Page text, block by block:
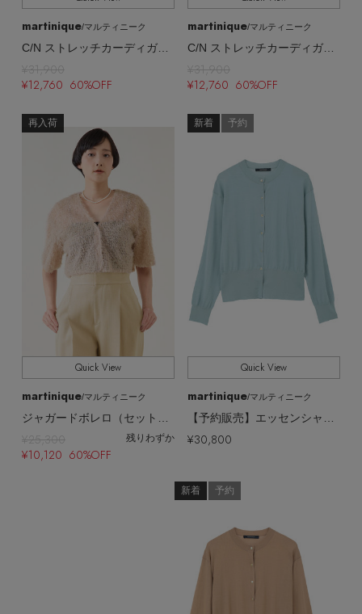
martinique/マルティニーク
C/N ストレッチカーディガン（アンサンブル可）
¥31,900
¥12,760 60%OFF
martinique/マルティニーク
C/N ストレッチカーディガン（アンサンブル可）
¥31,900
¥12,760 60%OFF
再入荷
Quick View
martinique/マルティニーク
¥25,300 残りわずか
¥10,120 60%OFF
新着 予約
Quick View
martinique/マルティニーク
¥30,800
新着 予約